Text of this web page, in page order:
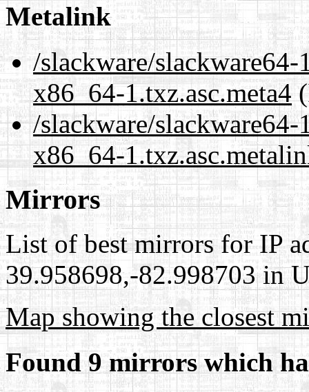
Metalink
/slackware/
x86_64-1.txz.asc.meta4
/slackware/
x86_64-
Mirrors
List of best mirrors for IP
39.958698,-82.998703 in
Map showing the closest
Found 9 mirrors which